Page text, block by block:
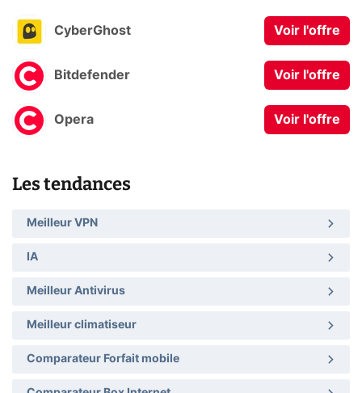
CyberGhost Voir l'offre
Bitdefender Voir l'offre
Opera Voir l'offre
Les tendances
Meilleur VPN
IA
Meilleur Antivirus
Meilleur climatiseur
Comparateur Forfait mobile